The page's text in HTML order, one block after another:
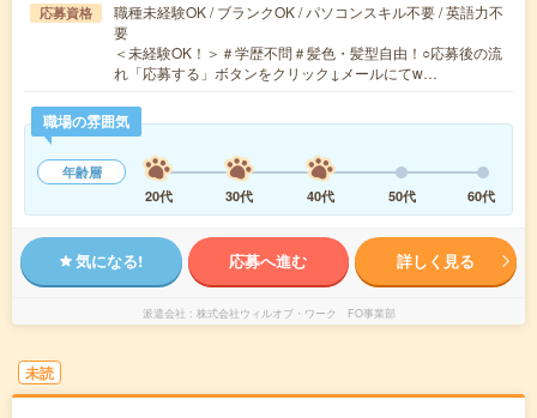
応募資格
職種未経験OK / ブランクOK / パソコンスキル不要 / 英語力不
要
＜未経験OK！＞＃学歴不問＃髪色・髪型自由！○応募後の流
れ「応募する」ボタンをクリック↓メールにてw…
職場の雰囲気
年齢層
20代
30代 40代 50代 60代
気になる! 応募へ進む 詳しく見る
派遣会社 株式会社ウィルオブ・ワーク FO事業部
未読